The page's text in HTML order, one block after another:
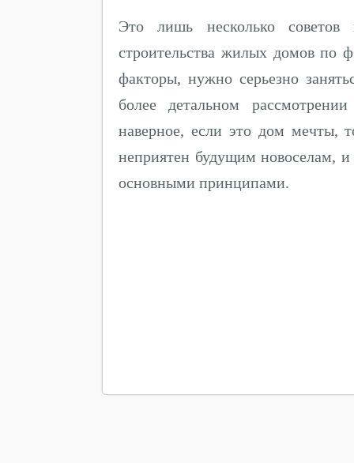
Это лишь несколько
строительства жилых домов по
факторы, нужно серьезно
более детальном
наверное, если это дом мечты,
неприятен будущим новоселам,
основными принципами.